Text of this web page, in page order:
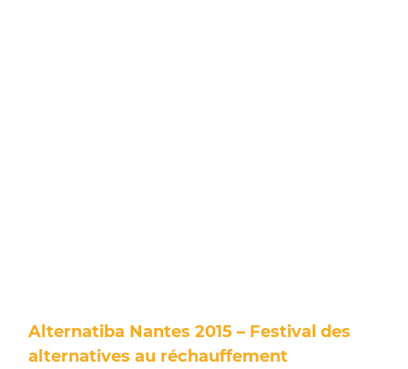
Alternatiba Nantes 2015 – Festival des
alternatives au réchauffement